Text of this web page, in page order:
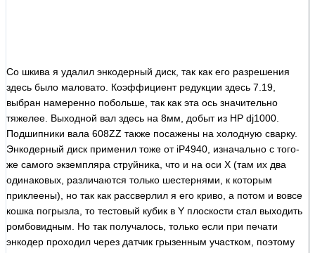
Со шкива я удалил энкодерный диск, так как его разрешения
здесь было маловато. Коэффициент редукции здесь 7.19,
выбран намеренно побольше, так как эта ось значительно
тяжелее. Выходной вал здесь на 8мм, добыт из HP dj1000.
Подшипники вала 608ZZ также посажены на холодную сварку.
Энкодерный диск применил тоже от iP4940, изначально с того-
же самого экземпляра струйника, что и на оси X (там их два
одинаковых, различаются только шестернями, к которым
приклеены), но так как рассверлил я его криво, а потом и вовсе
кошка погрызла, то тестовый кубик в Y плоскости стал выходить
ромбовидным. Но так получалось, только если при печати
энкодер проходил через датчик грызенным участком, поэтому